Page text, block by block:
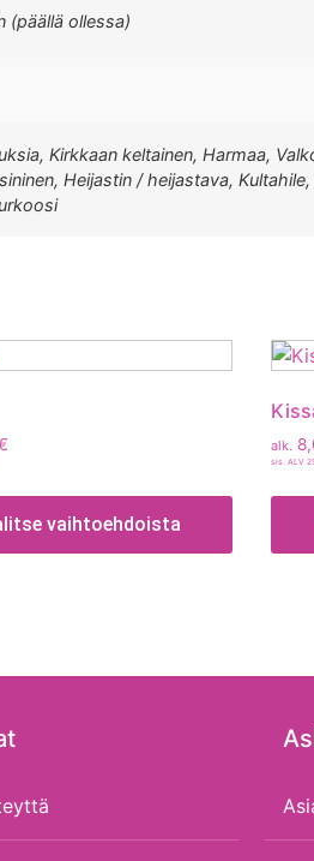
(päällä ollessa)
Kirkkaan keltainen, Harmaa,
Heijastin / heijastava,
vaihtoehdoista
alk.
sis. ALV